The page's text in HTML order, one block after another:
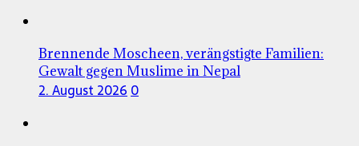
Brennende Moscheen, verängstigte Familien:
Gewalt gegen Muslime in Nepal
2. August 20260